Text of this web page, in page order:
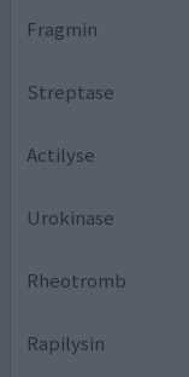
Fragmin
Streptase
Actilyse
Urokinase
Rheotromb
Rapilysin